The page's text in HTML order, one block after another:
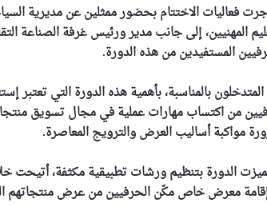
فعاليات الاختتام بحضور ممثلين عن مديرية
المهنيين، إلى جانب مدير ورئيس غرفة الصناعة
المستفيدين من هذه الدورة.
بالمناسبة، بأهمية هذه الدورة التي
من اكتساب مهارات عملية في مجال تسويق
مواكبة أساليب العرض والترويج المعاصرة.
الدورة بتنظيم ورشات تطبيقية مكثفة، أتيحت
معرض خاص مكّن الحرفيين من عرض منتجاتهم